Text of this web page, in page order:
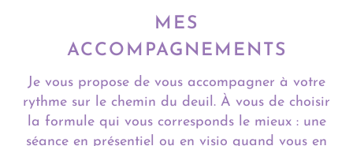
MES
ACCOMPAGNEMENTS
Je vous propose de vous accompagner à votre
rythme sur le chemin du deuil. À vous de choisir
la formule qui vous corresponds le mieux : une
séance en présentiel ou en visio quand vous en